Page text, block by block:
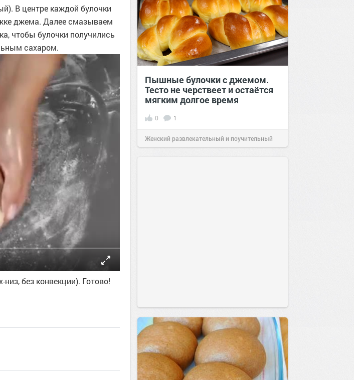
В центре каждой булочки
джема. Далее смазываем
чтобы булочки получились
сахаром.
без конвекции). Готово!
Пышные булочки с джемом.
Тесто не черствеет и остаётся
мягким долгое время
0 1
Женский развлекательный и поучительный